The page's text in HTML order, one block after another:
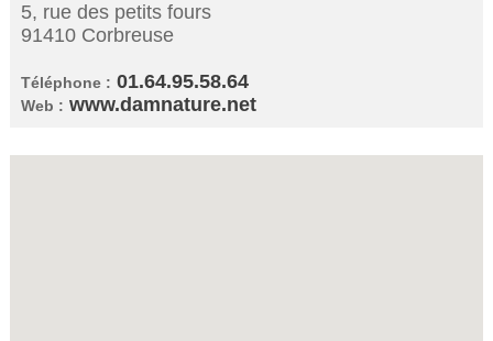
5, rue des petits fours
91410 Corbreuse
Téléphone : 01.64.95.58.64
Web : www.damnature.net